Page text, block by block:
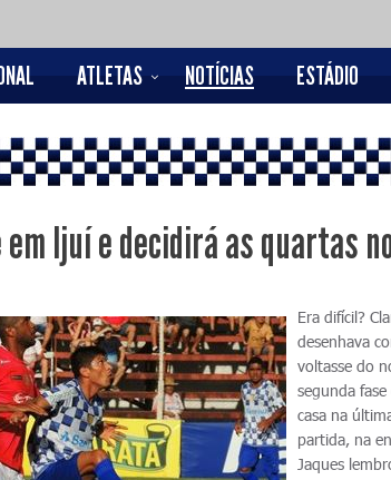
ATLETAS NOTÍCIAS ESTÁDIO
em Ijuí e decidirá as quartas
Era difícil?
desenhava
voltasse do
segunda
casa na
partida, na
Jaques